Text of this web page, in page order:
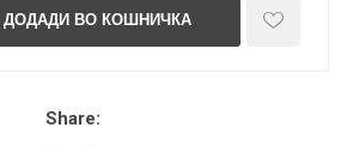
Share: